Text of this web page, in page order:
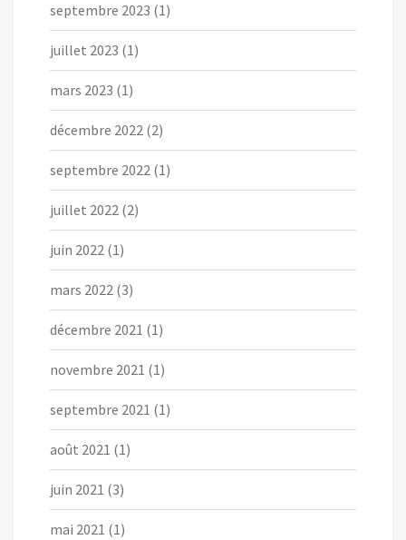
septembre 2023 (1)
juillet 2023 (1)
mars 2023 (1)
décembre 2022 (2)
septembre 2022 (1)
juillet 2022 (2)
juin 2022 (1)
mars 2022 (3)
décembre 2021 (1)
novembre 2021 (1)
septembre 2021 (1)
août 2021 (1)
juin 2021 (3)
mai 2021 (1)